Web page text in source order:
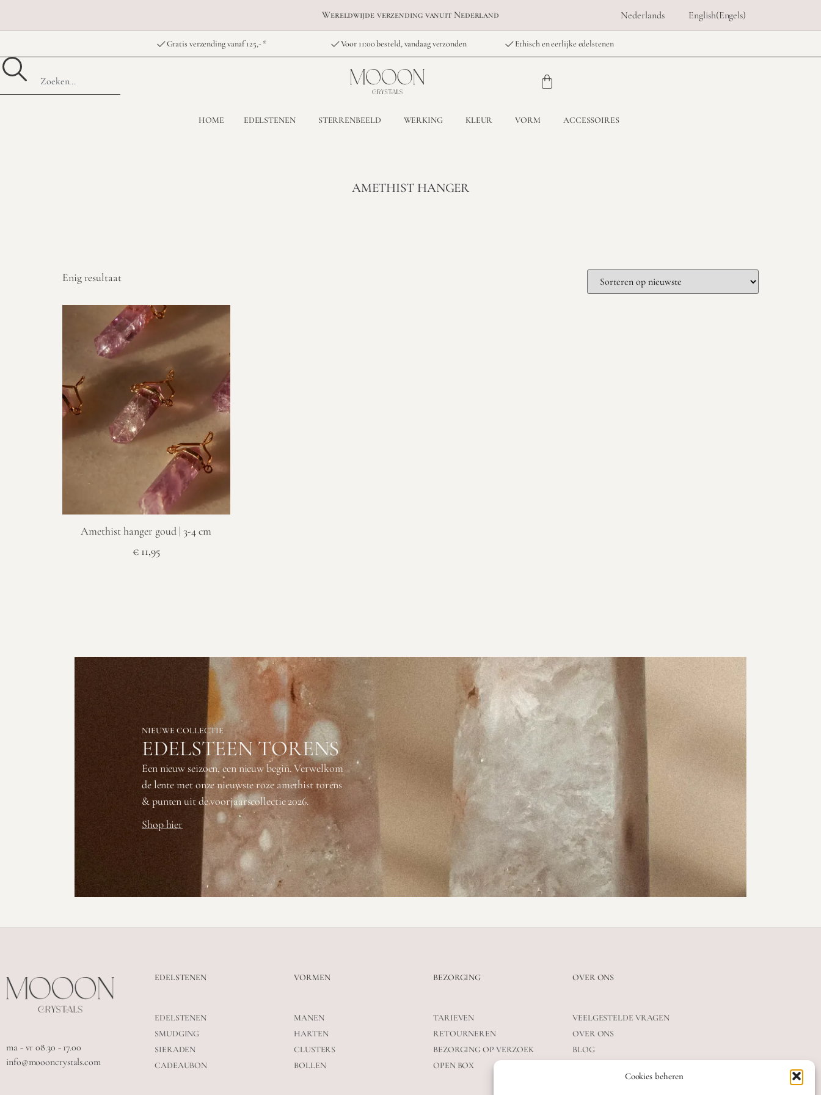
Cookies beheren
Wereldwijde verzending vanuit Nederland Nederlands English(Engels)
Gratis verzending vanaf 125,- * Voor 11:00 besteld, vandaag verzonden Ethisch en eerlijke edelstenen
HOME EDELSTENEN STERRENBEELD WERKING KLEUR VORM ACCESSOIRES
AMETHIST HANGER
Enig resultaat
Amethist hanger goud | 3-4 cm
€ 11,95
NIEUWE COLLECTIE
EDELSTEEN TORENS
Een nieuw seizoen, een nieuw begin. Verwelkom
de lente met onze nieuwste roze amethist torens
& punten uit de voorjaarscollectie 2026.
Shop hier
ma - vr 08.30 - 17.00
info@moooncrystals.com
EDELSTENEN
EDELSTENEN
SMUDGING
SIERADEN
CADEAUBON
VORMEN
MANEN
HARTEN
CLUSTERS
BOLLEN
BEZORGING
TARIEVEN
RETOURNEREN
BEZORGING OP VERZOEK
OPEN BOX
OVER ONS
VEELGESTELDE VRAGEN
OVER ONS
BLOG